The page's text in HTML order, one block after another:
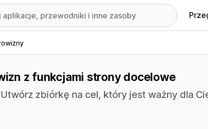
z funkcjami strony docelowe
zbiórkę na cel, który jest ważny dla